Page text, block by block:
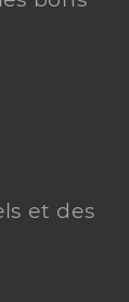
et des